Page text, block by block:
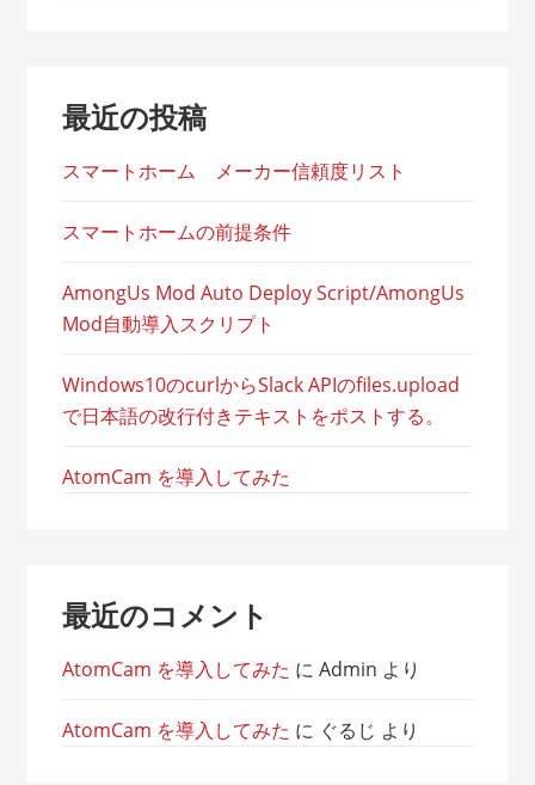
最近の投稿
スマートホーム メーカー信頼度リスト
スマートホームの前提条件
AmongUs Mod Auto Deploy Script/AmongUs
Mod自動導入スクリプト
Windows10のcurlからSlack APIのfiles.upload
で日本語の改行付きテキストをポストする。
AtomCam を導入してみた
最近のコメント
AtomCam を導入してみた にAdmin より
AtomCam を導入してみた に ぐるじ より